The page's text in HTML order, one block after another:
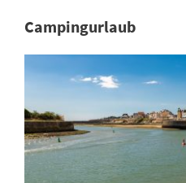
Campingurlaub